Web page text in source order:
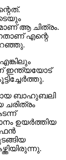
ആ ചിത്രം.
എന്റെ
ഇന്ത്യയോട്
ബാഹുബലി
ചരിത്രം
ഉയര്‍ത്തിയ